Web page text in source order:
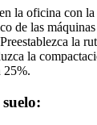
la oficina con
de las
la
la
25%.